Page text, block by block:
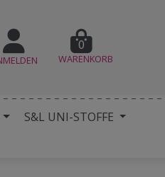
0
WARENKORB
S&L UNI-STOFFE